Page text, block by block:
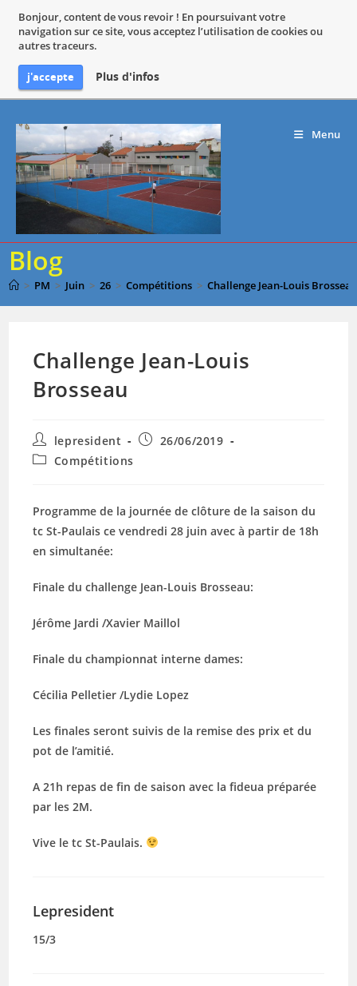
Bonjour, content de vous revoir ! En poursuivant votre
navigation sur ce site, vous acceptez l’utilisation de cookies ou
autres traceurs.
j'accepte Plus d'infos
content
Menu
Blog
> PM > Juin > 26 > Compétitions > Challenge Jean-Louis
Challenge Jean-Louis
Brosseau
Auteur/autrice
de
la
lepresident
Publication
26/06/2019
PostCompétitions
Programme de la journée de clôture de la saison du
tc St-Paulais ce vendredi 28 juin avec à partir de 18h
en simultanée:
Finale du challenge Jean-Louis Brosseau:
Jérôme Jardi /Xavier Maillol
Finale du championnat interne dames:
Cécilia Pelletier /Lydie Lopez
Les finales seront suivis de la remise des prix et du
pot de l’amitié.
A 21h repas de fin de saison avec la fideua préparée
par les 2M.
Vive le tc St-Paulais.
Lepresident
15/3